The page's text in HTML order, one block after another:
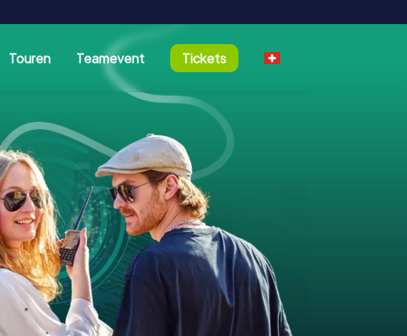
Touren Teamevent Tickets